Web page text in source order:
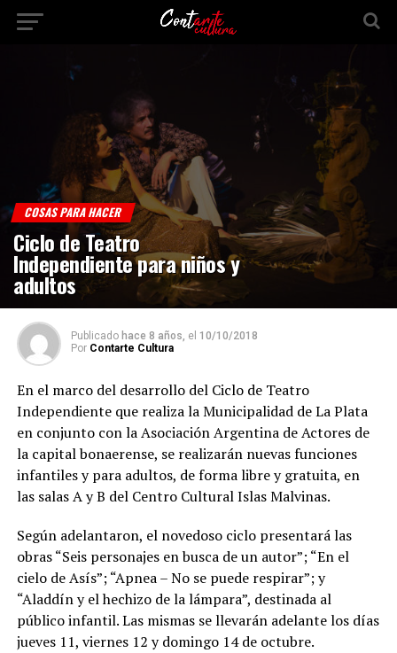
COSAS PARA HACER
Ciclo de Teatro
Independiente para niños y
adultos
Publicado hace 8 años, el 10/10/2018
Por Contarte Cultura
En el marco del desarrollo del Ciclo de Teatro
Independiente que realiza la Municipalidad de La Plata
en conjunto con la Asociación Argentina de Actores de
la capital bonaerense, se realizarán nuevas funciones
infantiles y para adultos, de forma libre y gratuita, en
las salas A y B del Centro Cultural Islas Malvinas.
Según adelantaron, el novedoso ciclo presentará las
obras “Seis personajes en busca de un autor”; “En el
cielo de Asís”; “Apnea – No se puede respirar”; y
“Aladdín y el hechizo de la lámpara”, destinada al
público infantil. Las mismas se llevarán adelante los días
jueves 11, viernes 12 y domingo 14 de octubre.